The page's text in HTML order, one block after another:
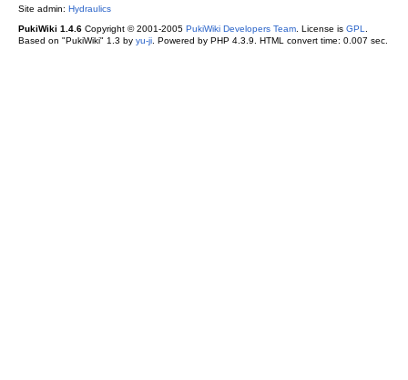
Site admin: Hydraulics
PukiWiki 1.4.6Copyright © 2001-2005 PukiWiki Developers Team. License is GPL
Based on "PukiWiki" 1.3 by yu-ji. Powered by PHP 4.3.9. HTML convert time: 0.007 sec.